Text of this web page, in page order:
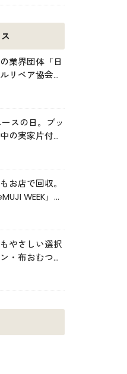
業界団体「日
リペア協会
スの日。ブッ
の実家片付け
お店で回収。
WEEK」6
やさしい選択
・布おむつの